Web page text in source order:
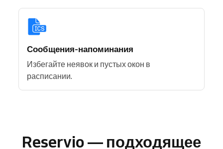
Сообщения-напоминания
Избегайте неявок и пустых окон в
расписании.
Reservio — подходящее